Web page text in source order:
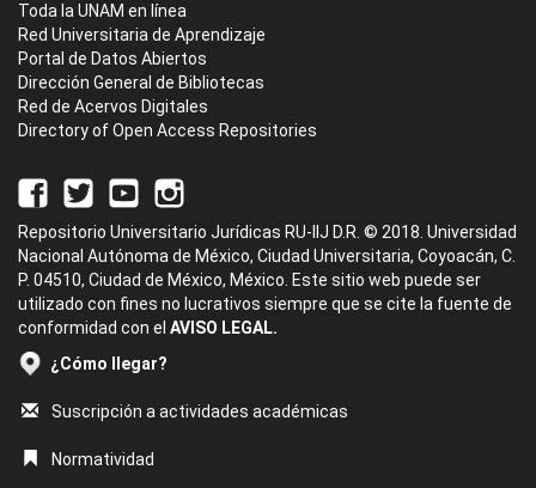
Toda la UNAM en línea
Red Universitaria de Aprendizaje
Portal de Datos Abiertos
Dirección General de Bibliotecas
Red de Acervos Digitales
Directory of Open Access Repositories
Repositorio Universitario Jurídicas RU-IIJ D.R. © 2018. Universidad
Nacional Autónoma de México, Ciudad Universitaria, Coyoacán, C.
P. 04510, Ciudad de México, México. Este sitio web puede ser
utilizado con fines no lucrativos siempre que se cite la fuente de
conformidad con el AVISO LEGAL.
¿Cómo llegar?
Suscripción a actividades académicas
Normatividad